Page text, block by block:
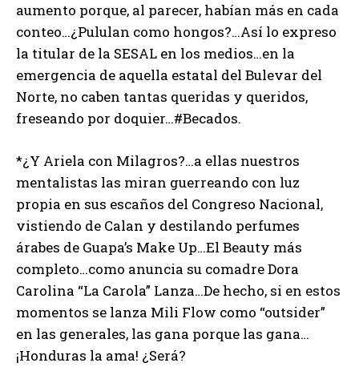
aumento porque, al parecer, habían más en cada
conteo…¿Pululan como hongos?…Así lo expreso
la titular de la SESAL en los medios…en la
emergencia de aquella estatal del Bulevar del
Norte, no caben tantas queridas y queridos,
freseando por doquier…#Becados.
*¿Y Ariela con Milagros?…a ellas nuestros
mentalistas las miran guerreando con luz
propia en sus escaños del Congreso Nacional,
vistiendo de Calan y destilando perfumes
árabes de Guapa’s Make Up…El Beauty más
completo…como anuncia su comadre Dora
Carolina “La Carola” Lanza…De hecho, si en estos
momentos se lanza Mili Flow como “outsider”
en las generales, las gana porque las gana…
¡Honduras la ama! ¿Será?